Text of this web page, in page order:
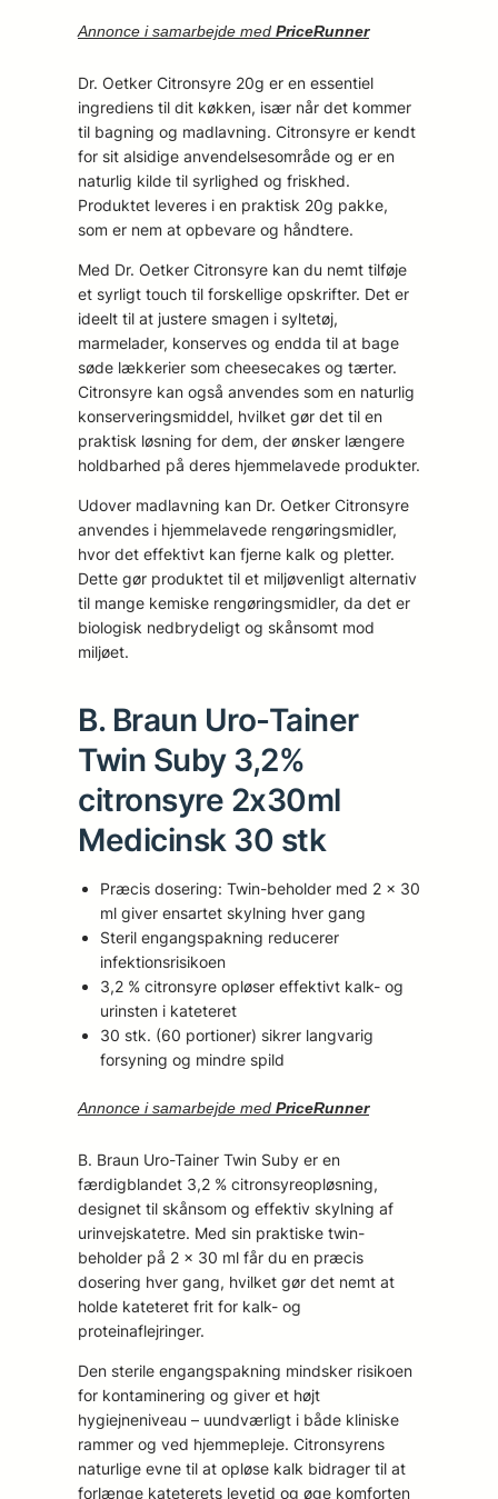
Annonce i samarbejde med PriceRunner
Dr. Oetker Citronsyre 20g er en essentiel
ingrediens til dit køkken, især når det kommer
til bagning og madlavning. Citronsyre er kendt
for sit alsidige anvendelsesområde og er en
naturlig kilde til syrlighed og friskhed.
Produktet leveres i en praktisk 20g pakke,
som er nem at opbevare og håndtere.
Med Dr. Oetker Citronsyre kan du nemt tilføje
et syrligt touch til forskellige opskrifter. Det er
ideelt til at justere smagen i syltetøj,
marmelader, konserves og endda til at bage
søde lækkerier som cheesecakes og tærter.
Citronsyre kan også anvendes som en naturlig
konserveringsmiddel, hvilket gør det til en
praktisk løsning for dem, der ønsker længere
holdbarhed på deres hjemmelavede produkter.
Udover madlavning kan Dr. Oetker Citronsyre
anvendes i hjemmelavede rengøringsmidler,
hvor det effektivt kan fjerne kalk og pletter.
Dette gør produktet til et miljøvenligt alternativ
til mange kemiske rengøringsmidler, da det er
biologisk nedbrydeligt og skånsomt mod
miljøet.
B. Braun Uro-Tainer
Twin Suby 3,2%
citronsyre 2x30ml
Medicinsk 30 stk
Præcis dosering: Twin-beholder med 2 x 30
ml giver ensartet skylning hver gang
Steril engangspakning reducerer
infektionsrisikoen
3,2 % citronsyre opløser effektivt kalk- og
urinsten i kateteret
30 stk. (60 portioner) sikrer langvarig
forsyning og mindre spild
Annonce i samarbejde med PriceRunner
B. Braun Uro-Tainer Twin Suby er en
færdigblandet 3,2 % citronsyreopløsning,
designet til skånsom og effektiv skylning af
urinvejskatetre. Med sin praktiske twin-
beholder på 2 x 30 ml får du en præcis
dosering hver gang, hvilket gør det nemt at
holde kateteret frit for kalk- og
proteinaflejringer.
Den sterile engangspakning mindsker risikoen
for kontaminering og giver et højt
hygiejneniveau – uundværligt i både kliniske
rammer og ved hjemmepleje. Citron­syrens
naturlige evne til at opløse kalk bidrager til at
forlænge kateterets levetid og øge komforten